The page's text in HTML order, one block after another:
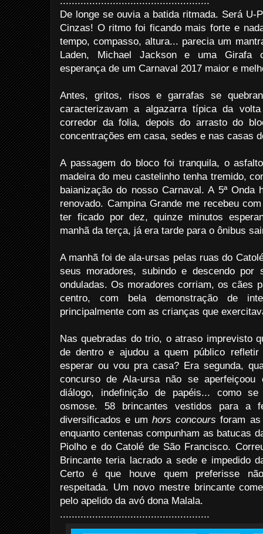
De longe se ouvia a batida ritmada. Será U-
Cinzas! O ritmo foi ficando mais forte e
tempo, compasso, altura... parecia um
Laden, Michael Jackson e uma Girafa
esperança de um Carnaval 2017 maior e
Antes, gritos, risos e garrafas se
caracterizavam a algazarra típica da
corredor da folia, depois do arrasto do
concentrações em casa, sedes e nas casas
A passagem do bloco foi tranquila, o
madeira do meu castelinho tenha tremido,
baianização do nosso Carnaval. A 5ª
renovado. Campina Grande me recebeu
ter ficado por dez, quinze minutos
manhã da terça, já era tarde para o ônibus
A manhã foi de ala-ursas pelas ruas do
seus moradores, subindo e descendo
onduladas. Os moradores corriam, os cães
centro, com bela demonstração de
principalmente com as crianças que
Nas quebradas do trio, o atraso imprevisto
de dentro e ajudou a quem público
esperar ou vou pra casa? Era segunda,
concurso de Ala-ursa não se aperfeiçoou
diálogo, indefinição de papéis... como
osmose. 58 brincantes vestidos para a
diversificados e umhors concours foram
enquanto centenas compunham as batucas
Piolho e do Catolé de São Francisco.
Brincante teria lacrado a sede e impedido
Certo é que houve quem preferisse
respeitada. Um novo mestre brincante
pelo apelido da avó dona Malala.
...................................................